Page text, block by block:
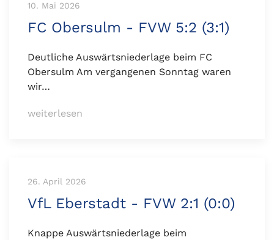
10. Mai 2026
FC Obersulm - FVW 5:2 (3:1)
Deutliche Auswärtsniederlage beim FC
Obersulm Am vergangenen Sonntag waren
wir…
weiterlesen
26. April 2026
VfL Eberstadt - FVW 2:1 (0:0)
Knappe Auswärtsniederlage beim